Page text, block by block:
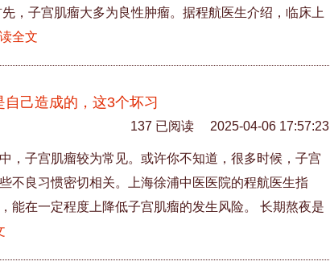
，子宫肌瘤大多为良性肿瘤。据程航医生介绍，临床上
全文
己造成的，这3个坏习
137 已阅读 2025-04-06 17:57:23
，子宫肌瘤较为常见。或许你不知道，很多时候，子宫
不良习惯密切相关。上海徐浦中医医院的程航医生指
能在一定程度上降低子宫肌瘤的发生风险。 长期熬夜是